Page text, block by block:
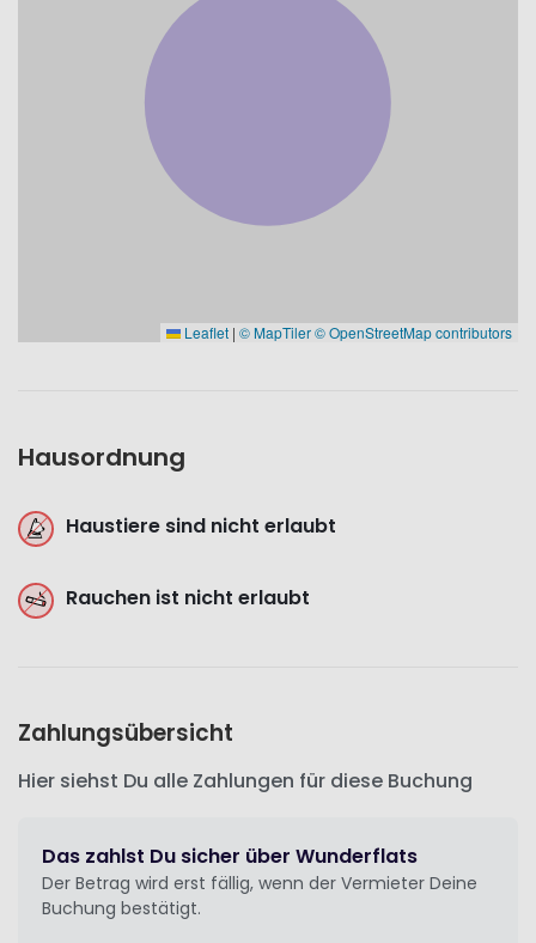
Leaflet | © MapTiler© OpenStreetMap contributors
Hausordnung
Haustiere sind nicht erlaubt
Rauchen ist nicht erlaubt
Zahlungsübersicht
Hier siehst Du alle Zahlungen für diese Buchung
Das zahlst Du sicher über Wunderflats
Der Betrag wird erst fällig, wenn der Vermieter Deine
Buchung bestätigt.